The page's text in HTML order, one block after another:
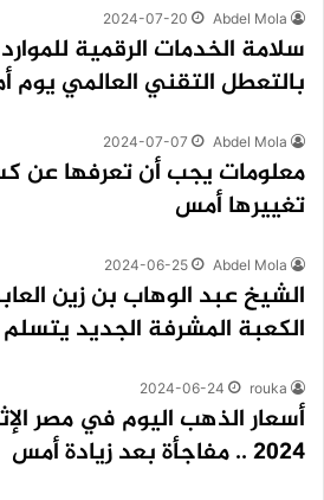
Abdel Mola
2024-07-20
سلامة الخدمات الرقمية
بالتعطل التقني العالمي يوم
Abdel Mola
2024-07-07
معلومات يجب أن تعرفها عن
تغييرها أمس
Abdel Mola
2024-06-25
الشيخ عبد الوهاب بن زين
الكعبة المشرفة الجديد
rouka
2024-06-24
2024 .. مفاجأة بعد زيادة أمس